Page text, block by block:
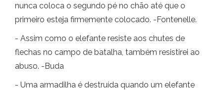
nunca coloca o segundo pé no chão até que o
primeiro esteja firmemente colocado. -Fontenelle.
- Assim como o elefante resiste aos chutes de
flechas no campo de batalha, também resistirei ao
abuso. -Buda
- Uma armadilha é destruída quando um elefante